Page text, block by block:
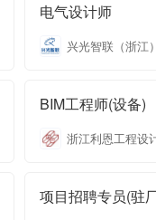
电气设计师
BIM工程师(设备)
项目招聘专员(驻